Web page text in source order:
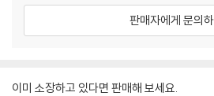
판매자에게 문의
이미 소장하고 있다면 판매해 보세요.